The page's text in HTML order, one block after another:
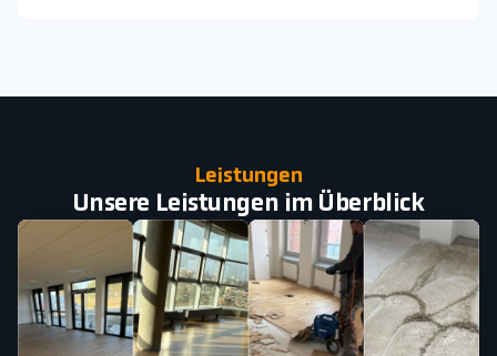
Leistungen
Unsere Leistungen im Überblick